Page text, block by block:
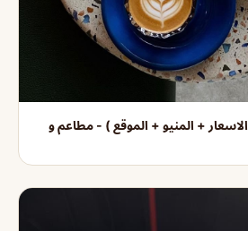
الاسعار + المنيو + الموقع ) - مطاعم و